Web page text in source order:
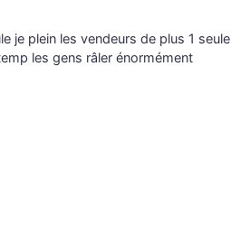
je plein les vendeurs de plus 1
les gens râler énormément